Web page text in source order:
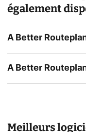
également
A Better
A Better
Meilleurs